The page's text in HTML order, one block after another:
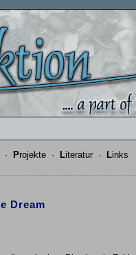
· Projekte · Literatur · Links
Dream